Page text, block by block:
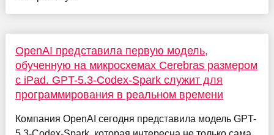
OpenAI представила первую модель,
обученную на микросхемах Cerebras размером
с iPad. GPT-5.3-Codex-Spark служит для
программирования в реальном времени
Компания OpenAI сегодня представила модель GPT-